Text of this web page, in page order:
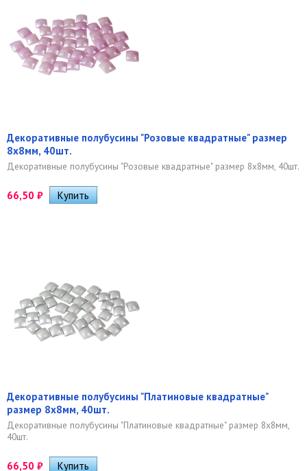
Декоративные полубусины "Розовые квадратные" размер
8х8мм, 40шт.
Декоративные полубусины "Розовые квадратные" размер 8х8мм, 40шт.
66,50 ₽
Декоративные полубусины "Платиновые квадратные"
размер 8х8мм, 40шт.
Декоративные полубусины "Платиновые квадратные" размер 8х8мм,
40шт.
66,50 ₽